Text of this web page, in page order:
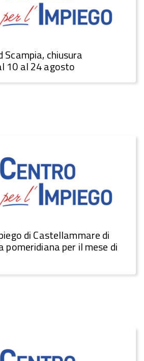
Scampia, chiusura
10 al 24 agosto
di Castellammare di
pomeridiana per il mese di